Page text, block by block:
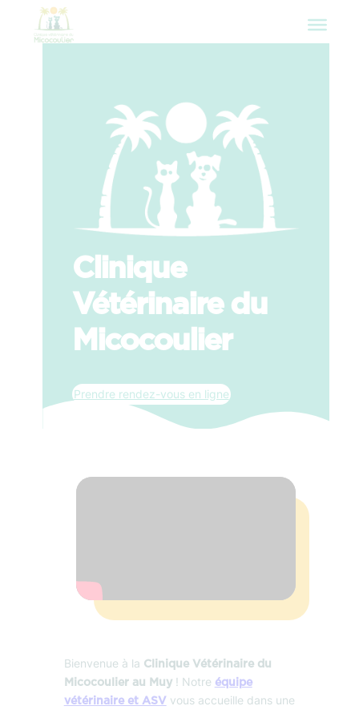
Clinique
Vétérinaire du
Micocoulier
Prendre rendez-vous en ligne
Bienvenue à la Clinique Vétérinaire du
Micocoulier au Muy! Notre équipe
vétérinaire et ASV vous accueille dans une